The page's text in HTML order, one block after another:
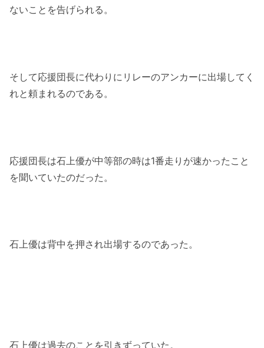
ないことを告げられる。
そして応援団長に代わりにリレーのアンカーに出場してく
れと頼まれるのである。
応援団長は石上優が中等部の時は1番走りが速かったこと
を聞いていたのだった。
石上優は背中を押され出場するのであった。
石上優は過去のことを引きずっていた。